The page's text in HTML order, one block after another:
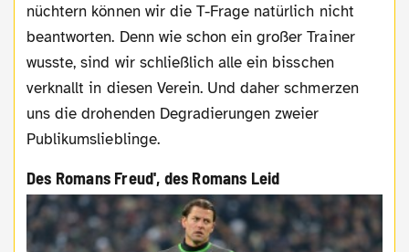
nüchtern können wir die T-Frage natürlich nicht
beantworten. Denn wie schon ein großer Trainer
wusste, sind wir schließlich alle ein bisschen
verknallt in diesen Verein. Und daher schmerzen
uns die drohenden Degradierungen zweier
Publikumslieblinge.
Des Romans Freud', des Romans Leid